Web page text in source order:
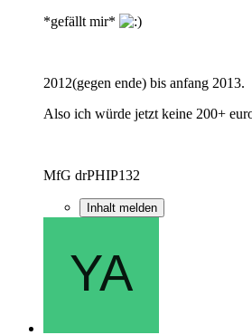
*gefällt mir*
2012(gegen ende) bis anfang 2013.
Also ich würde jetzt keine 200+
MfG drPHIP132
Inhalt melden